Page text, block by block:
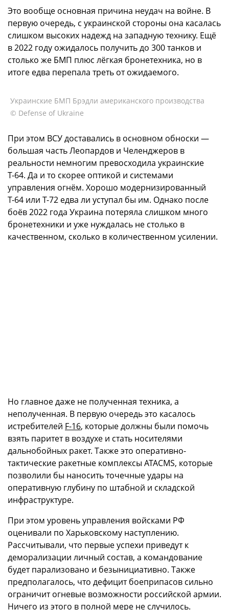
Это вообще основная причина неудач на войне. В
первую очередь, с украинской стороны она касалась
слишком высоких надежд на западную технику. Ещё
в 2022 году ожидалось получить до 300 танков и
столько же БМП плюс лёгкая бронетехника, но в
итоге едва перепала треть от ожидаемого.
Украинские БМП Брэдли американского производства
© Defense of Ukraine
При этом ВСУ доставались в основном обноски —
большая часть Леопардов и Челенджеров в
реальности немногим превосходила украинские
Т-64. Да и то скорее оптикой и системами
управления огнём. Хорошо модернизированный
Т-64 или Т-72 едва ли уступал бы им. Однако после
боёв 2022 года Украина потеряла слишком много
бронетехники и уже нуждалась не столько в
качественном, сколько в количественном усилении.
Но главное даже не полученная техника, а
неполученная. В первую очередь это касалось
истребителей F-16, которые должны были помочь
взять паритет в воздухе и стать носителями
дальнобойных ракет. Также это оперативно-
тактические ракетные комплексы ATACMS, которые
позволили бы наносить точечные удары на
оперативную глубину по штабной и складской
инфраструктуре.
При этом уровень управления войсками РФ
оценивали по Харьковскому наступлению.
Рассчитывали, что первые успехи приведут к
деморализации личный состав, а командование
будет парализовано и безынициативно. Также
предполагалось, что дефицит боеприпасов сильно
ограничит огневые возможности российской армии.
Ничего из этого в полной мере не случилось.